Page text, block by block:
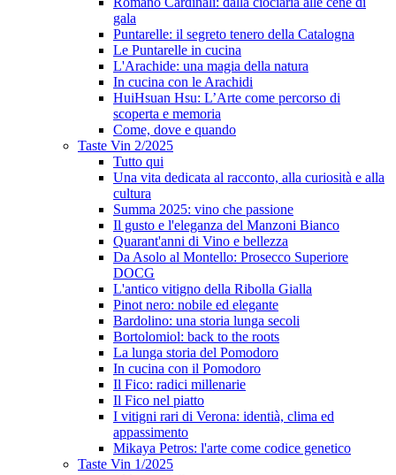
gala
Puntarelle: il segreto tenero della Catalogna
Le Puntarelle in cucina
L'Arachide: una magia della natura
In cucina con le Arachidi
HuiHsuan Hsu: L’Arte come percorso di
scoperta e memoria
Come, dove e quando
Taste Vin 2/2025
Tutto qui
Una vita dedicata al racconto, alla curiosità e alla
cultura
Summa 2025: vino che passione
Il gusto e l'eleganza del Manzoni Bianco
Quarant'anni di Vino e bellezza
Da Asolo al Montello: Prosecco Superiore
DOCG
L'antico vitigno della Ribolla Gialla
Pinot nero: nobile ed elegante
Bardolino: una storia lunga secoli
Bortolomiol: back to the roots
La lunga storia del Pomodoro
In cucina con il Pomodoro
Il Fico: radici millenarie
Il Fico nel piatto
I vitigni rari di Verona: identià, clima ed
appassimento
Mikaya Petros: l'arte come codice genetico
Taste Vin 1/2025